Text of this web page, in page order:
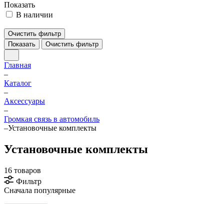
Показать
В наличии
Очистить фильтр
Показать
Очистить фильтр
Главная
–
Каталог
–
Аксессуары
–
Громкая связь в автомобиль
–Установочные комплекты
Установочные комплекты
16 товаров
Фильтр
Сначала популярные